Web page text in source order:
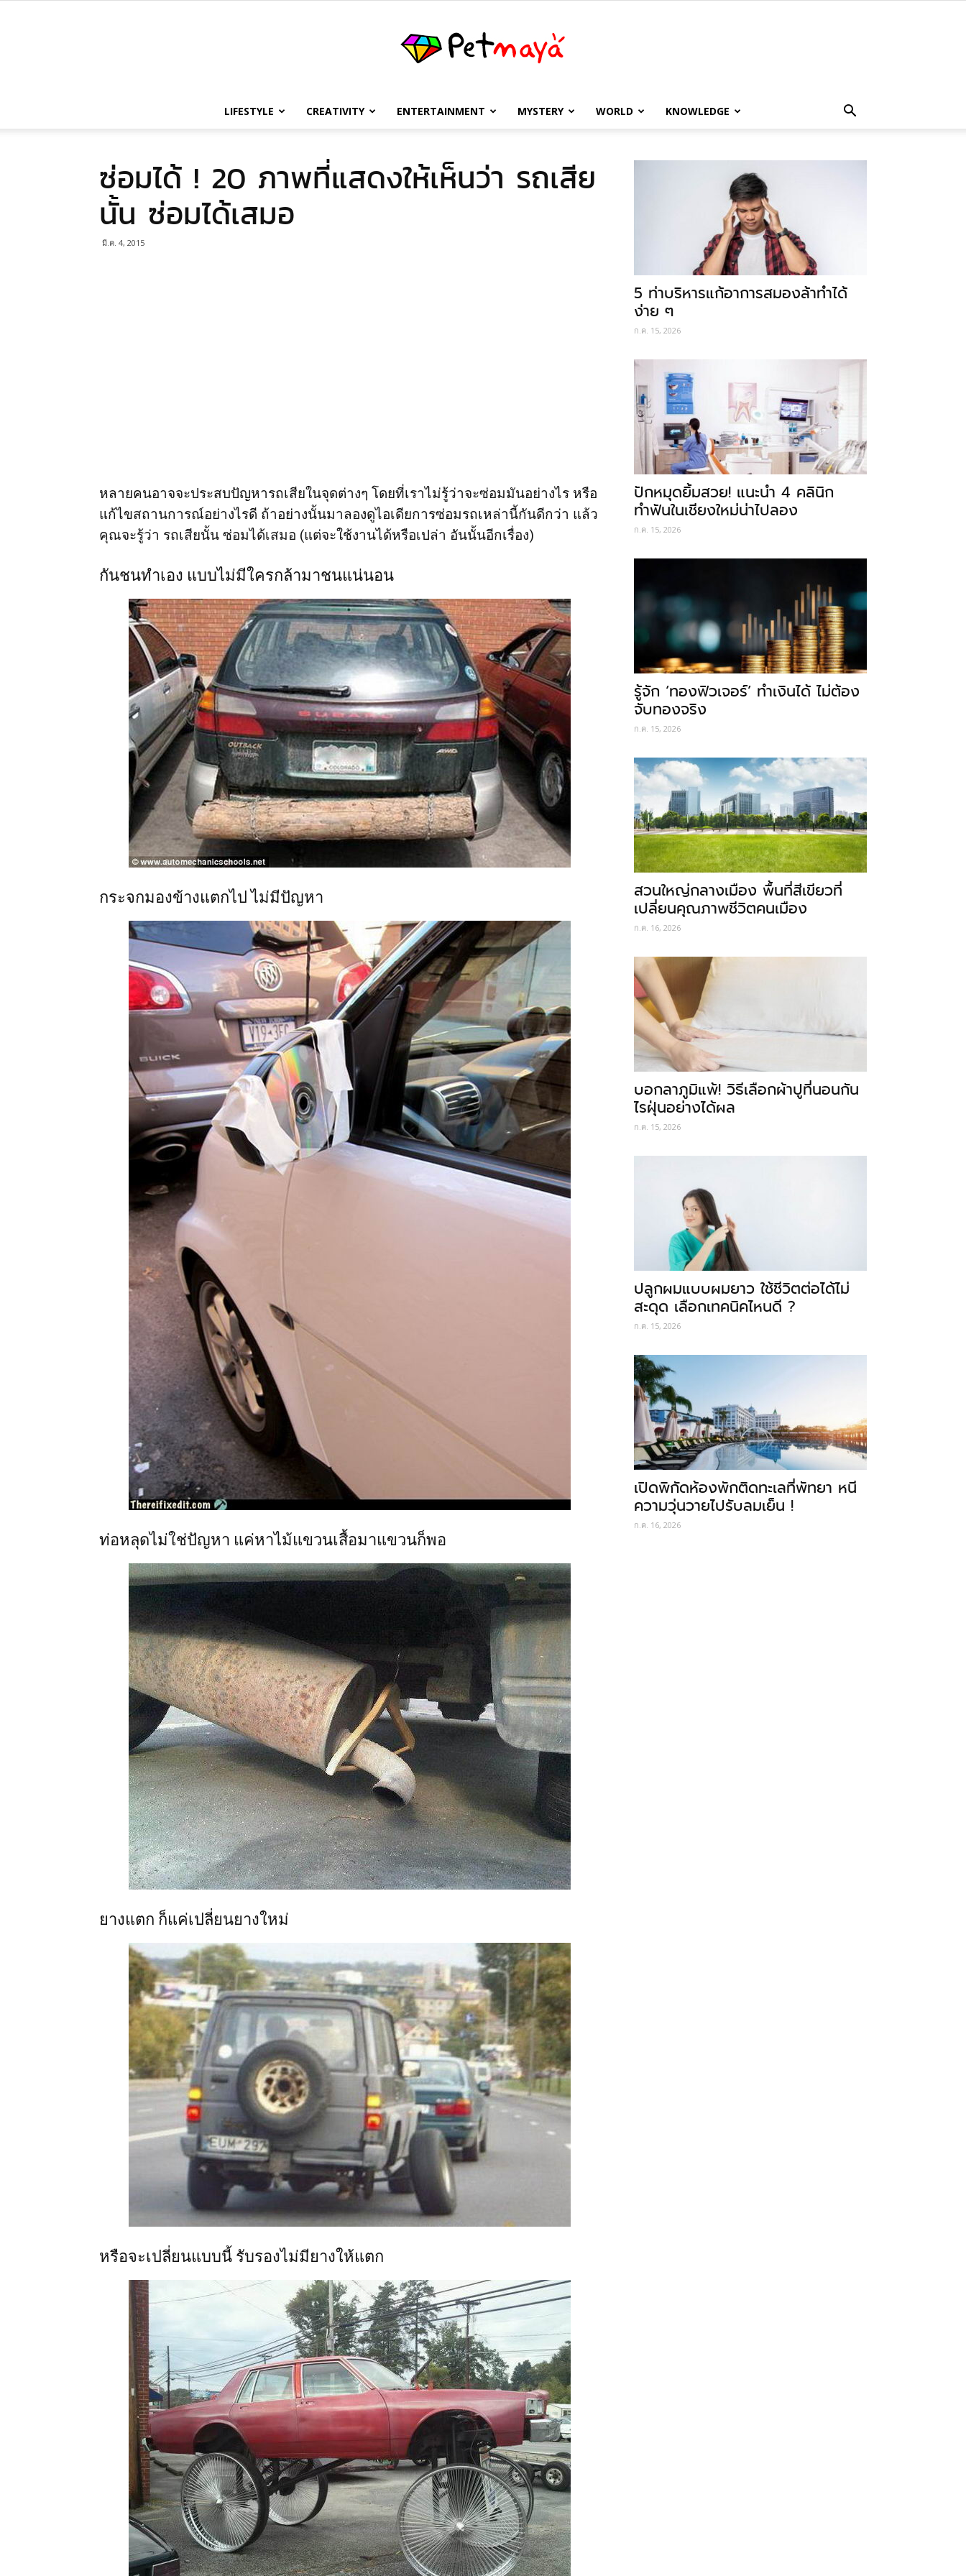
เพชร
LIFESTYLE CREATIVITY ENTERTAINMENT MYSTERY WORLD KNOWLEDGE
ซ่อมได้ ! 20 ภาพที่แสดงให้เห็นว่า รถเสีย
นั้น ซ่อมได้เสมอ
มี.ค. 4, 2015
หลายคนอาจจะประสบปัญหารถเสียในจุดต่างๆ โดยที่เราไม่รู้ว่าจะซ่อมมันอย่างไร หรือ
แก้ไขสถานการณ์อย่างไรดี ถ้าอย่างนั้นมาลองดูไอเดียการซ่อมรถเหล่านี้กันดีกว่า แล้ว
คุณจะรู้ว่า รถเสียนั้น ซ่อมได้เสมอ (แต่จะใช้งานได้หรือเปล่า อันนั้นอีกเรื่อง)
กันชนทำเอง แบบไม่มีใครกล้ามาชนแน่นอน
กระจกมองข้างแตกไป ไม่มีปัญหา
ท่อหลุดไม่ใช่ปัญหา แค่หาไม้แขวนเสื้อมาแขวนก็พอ
ยางแตก ก็แค่เปลี่ยนยางใหม่
หรือจะเปลี่ยนแบบนี้ รับรองไม่มียางให้แตก
5 ท่าบริหารแก้อาการสมองล้าทำได้
ง่าย ๆ
ก.ค. 15, 2026
ปักหมุดยิ้มสวย! แนะนำ 4 คลินิก
ทำฟันในเชียงใหม่น่าไปลอง
ก.ค. 15, 2026
รู้จัก ‘ทองฟิวเจอร์’ ทำเงินได้ ไม่ต้อง
จับทองจริง
ก.ค. 15, 2026
สวนใหญ่กลางเมือง พื้นที่สีเขียวที่
เปลี่ยนคุณภาพชีวิตคนเมือง
ก.ค. 16, 2026
บอกลาภูมิแพ้! วิธีเลือกผ้าปูที่นอนกัน
ไรฝุ่นอย่างได้ผล
ก.ค. 15, 2026
ปลูกผมแบบผมยาว ใช้ชีวิตต่อได้ไม่
สะดุด เลือกเทคนิคไหนดี ?
ก.ค. 15, 2026
เปิดพิกัดห้องพักติดทะเลที่พัทยา หนี
ความวุ่นวายไปรับลมเย็น !
ก.ค. 16, 2026